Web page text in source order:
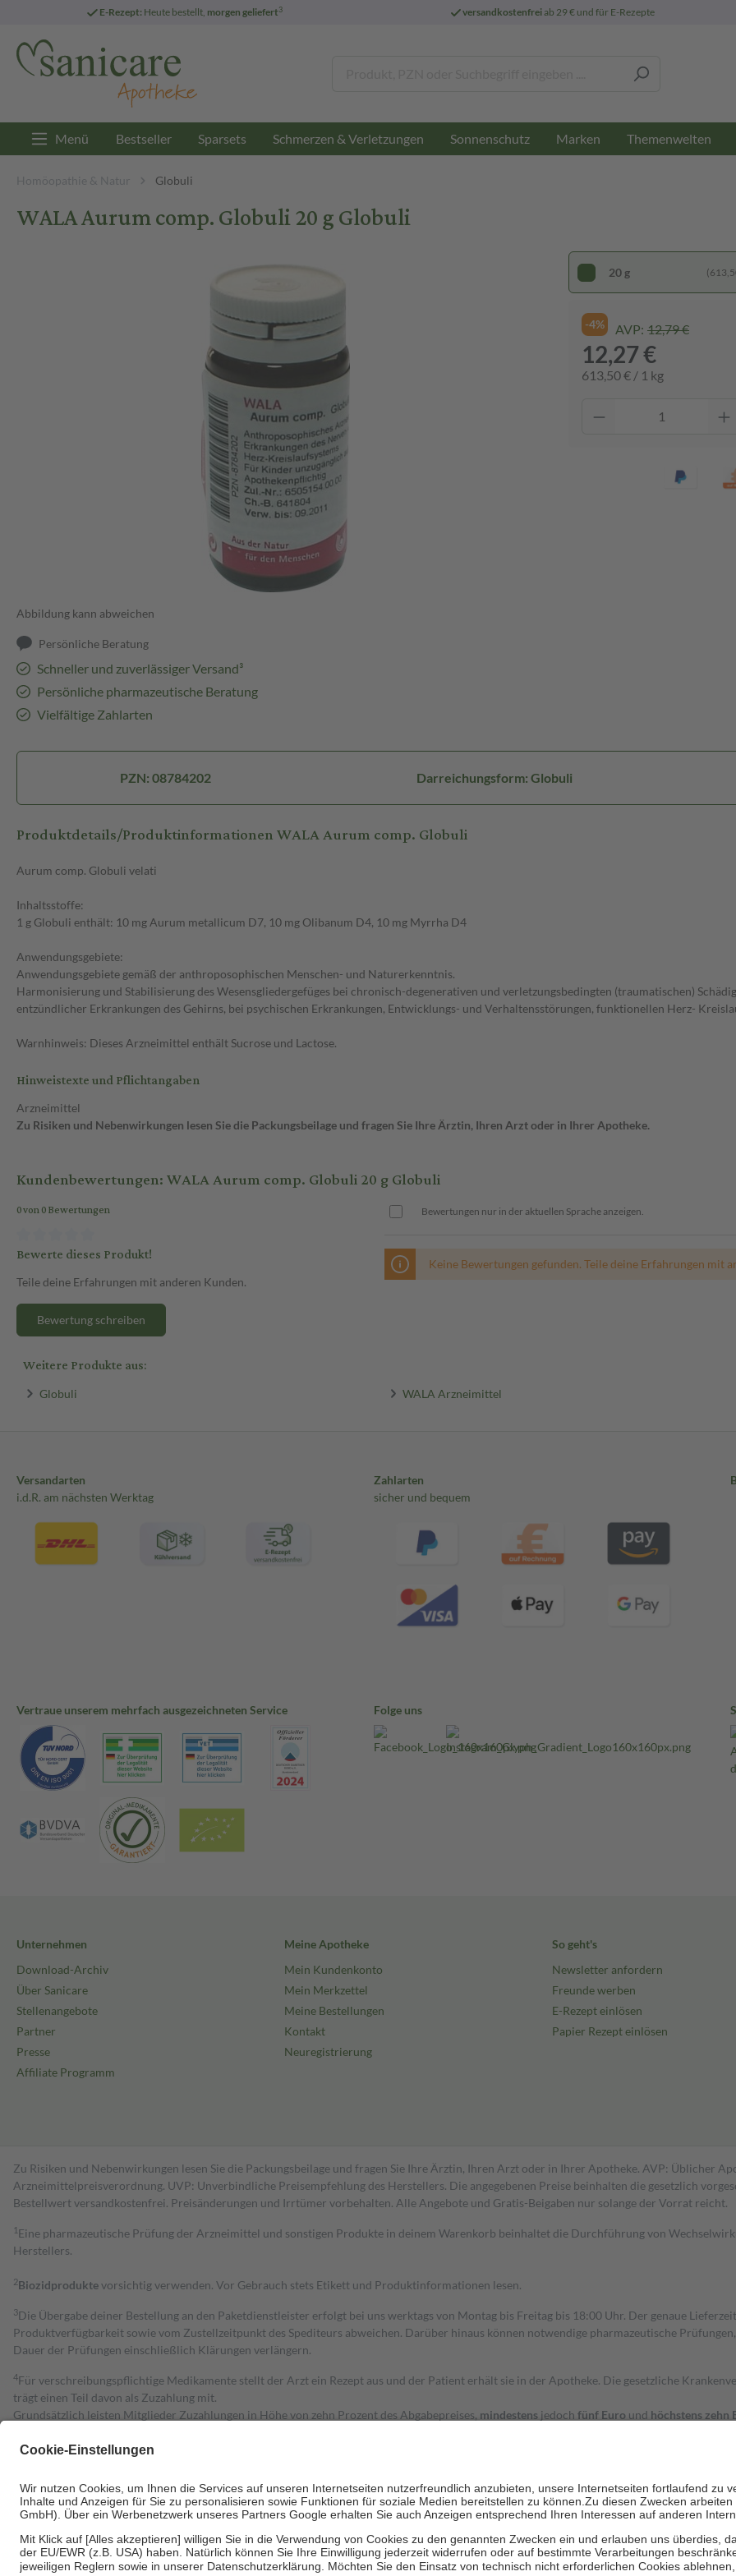
E-Rezept: Heute bestellt, morgen geliefert3 versandkostenfreiab 29 € und für E-Rezepte
Menü Bestseller Sparsets Schmerzen & Verletzungen Sonnenschutz Marken Themenwelten
Homöopathie & Natur Globuli
WALA Aurum comp. Globuli 20 g Globuli
Abbildung kann abweichen
Persönliche Beratung
Schneller und zuverlässiger Versand³
Persönliche pharmazeutische Beratung
Vielfältige Zahlarten
20 g
-4% AVP: 12,79 €
12,27 €
613,50 € / 1 kg
PZN: 08784202 Darreichungsform: Globuli
Produktdetails/Produktinformationen WALA Aurum comp. Globuli
Aurum comp. Globuli velati
Inhaltsstoffe:
1 g Globuli enthält: 10 mg Aurum metallicum D7, 10 mg Olibanum D4, 10 mg Myrrha D4
Anwendungsgebiete:
Anwendungsgebiete gemäß der anthroposophischen Menschen- und Naturerkenntnis.
Harmonisierung und Stabilisierung des Wesensgliedergefüges bei chronisch-degenerativen und verletzungsbedingten (traumatischen)
entzündlicher Erkrankungen des Gehirns, bei psychischen Erkrankungen, Entwicklungs- und Verhaltensstörungen, funktionellen Herz-
Warnhinweis: Dieses Arzneimittel enthält Sucrose und Lactose.
Hinweistexte und Pflichtangaben
Arzneimittel
Zu Risiken und Nebenwirkungen lesen Sie die Packungsbeilage und fragen Sie Ihre Ärztin, Ihren Arzt oder in Ihrer Apotheke.
Kundenbewertungen: WALA Aurum comp. Globuli 20 g Globuli
0 von 0 Bewertungen
Bewerte dieses Produkt!
Teile deine Erfahrungen mit anderen Kunden.
Bewertung schreiben
Bewertungen nur in der aktuellen Sprache anzeigen.
Keine Bewertungen gefunden. Teile deine Erfahrungen mit
Weitere Produkte aus:
Globuli WALA Arzneimittel
Versandarten
i.d.R. am nächsten Werktag
Zahlarten
sicher und bequem
Vertraue unserem mehrfach ausgezeichneten Service Folge uns
Unternehmen
Download-Archiv
Über Sanicare
Stellenangebote
Partner
Presse
Affiliate Programm
Meine Apotheke
Mein Kundenkonto
Mein Merkzettel
Meine Bestellungen
Kontakt
Neuregistrierung
So geht's
Newsletter anfordern
Freunde werben
E-Rezept einlösen
Papier Rezept einlösen
Zu Risiken und Nebenwirkungen lesen Sie die Packungsbeilage und fragen Sie Ihre Ärztin, Ihren Arzt oder in Ihrer Apotheke. AVP: Üblicher
Arzneimittelpreisverordnung. UVP: Unverbindliche Preisempfehlung des Herstellers. Die angegebenen Preise beinhalten die gesetzlich
Bestell­wert versand­kosten­frei. Preisänderungen und Irrtümer vorbehalten. Alle Angebote und Gratis-Beigaben nur solange der Vorrat reicht.
1 Eine pharmazeutische Prüfung der Arzneimittel und sonstigen Produkte in deinem Warenkorb beinhaltet die Durchführung von
Herstellers.
2Biozidproduktevorsichtig verwenden. Vor Gebrauch stets Etikett und Produktinformationen lesen.
3Die Übergabe deiner Bestellung an den Paketdienstleister erfolgt bei uns werktags von Montag bis Freitag bis 18:00 Uhr. Der genaue
Produktverfügbarkeit sowie vom Zustellzeitpunkt des Spediteurs abweichen. Darüber hinaus können notwendige pharmazeutische
Dauer der Prüfungen einschließlich Klärungen verlängern.
4Für verschreibungspflichtige Medikamente stellt der Arzt ein Rezept aus und der Patient erhält sie in der Apotheke. Die gesetzliche
trägt einen Teil davon als Zuzahlung mit.
Grundsätzlich leisten Mitglieder Zuzahlungen in Höhe von zehn Prozent des Abgabepreises, mindestens jedoch fünf Euro und höchstens zehn
Diese Regeln gelten grundsätzlich auch für Online-Apotheken.
Um das Engagement der Versicherten für ihre eigene Gesundheit zu stärken und die besondere Stellung der Familie zu unterstützen, fallen
• Kindern und Jugendlichen bis zum vollendeten 18. Lebensjahr mit Ausnahme der Fahrkosten
• Untersuchungen zur Vorsorge und Früherkennung, die von der GKV getragen werden
• empfohlenen Schutzimpfungen
• Harn- und Blutteststreifen